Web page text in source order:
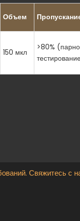
Объем
150 мкл
>80%
Свяжитесь с